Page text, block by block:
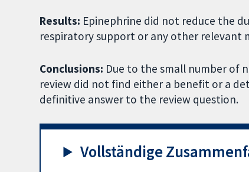
Results: Epinephrine did not reduce the
respiratory support or any other relevant
Conclusions: Due to the small number of
review did not find either a benefit or a
definitive answer to the review question.
Vollständige